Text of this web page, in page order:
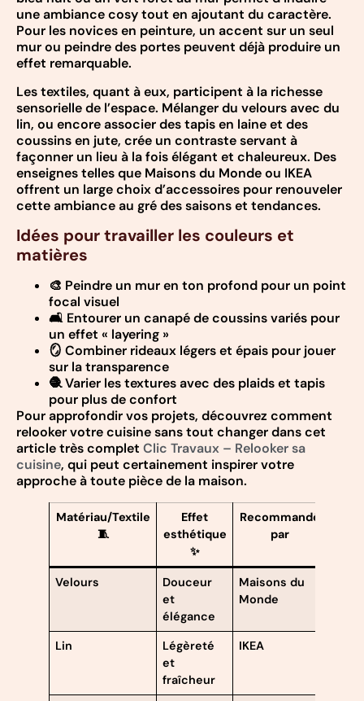
une ambiance cosy tout en ajoutant du caractère.
Pour les novices en peinture, un accent sur un seul
mur ou peindre des portes peuvent déjà produire un
effet remarquable.
Les textiles, quant à eux, participent à la richesse
sensorielle de l’espace. Mélanger du velours avec du
lin, ou encore associer des tapis en laine et des
coussins en jute, crée un contraste servant à
façonner un lieu à la fois élégant et chaleureux. Des
enseignes telles que Maisons du Monde ou IKEA
offrent un large choix d’accessoires pour renouveler
cette ambiance au gré des saisons et tendances.
Idées pour travailler les couleurs et
matières
🎨 Peindre un mur en ton profond pour un point
focal visuel
🛋️ Entourer un canapé de coussins variés pour
un effet « layering »
🪞 Combiner rideaux légers et épais pour jouer
sur la transparence
🧶 Varier les textures avec des plaids et tapis
pour plus de confort
Pour approfondir vos projets, découvrez comment
relooker votre cuisine sans tout changer dans cet
article très complet Clic Travaux – Relooker sa
cuisine, qui peut certainement inspirer votre
approche à toute pièce de la maison.
Matériau/Textile
🧵
Effet
esthétique
✨
Recommandé
par
Velours
Douceur
et
élégance
Maisons du
Monde
Lin
Légèreté
et
fraîcheur
IKEA